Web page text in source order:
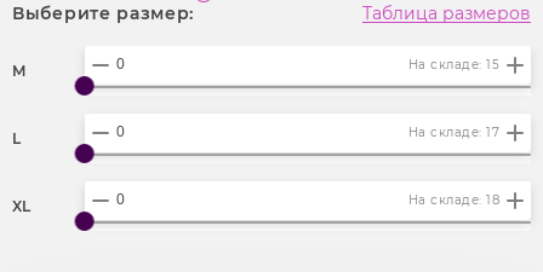
Выберите размер: Таблица размеров
M На складе: 15
L На складе: 17
XL На складе: 18